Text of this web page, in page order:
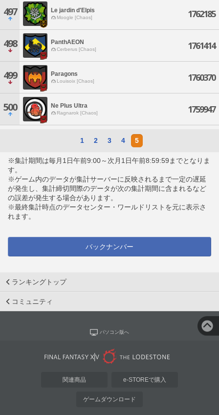
497 Le jardin d'Elpis
Moogle [Chaos] 1762185
498 PanthAEON
Cerberus [Chaos] 1761414
499 Paragons
Louisoix [Chaos] 1760370
500 Ne Plus Ultra
Ragnarok [Chaos] 1759947
1 2 3 4 5
※集計期間は毎月1日午前9:00～次月1日午前8:59:59までとなりま
す。
※ゲーム内のデータが集計サーバーに反映されるまで一定の遅延
が発生し、集計締切間際のデータが次の集計期間に含まれるなど
の誤差が発生する場合があります。
※最終集計時点のデータセンター・ワールドリストを元に表示さ
れます。
バックナンバー
ランキングトップ
コミュニティ
パソコン版へ
関連商品 e-STOREで購入
ゲームダウンロード